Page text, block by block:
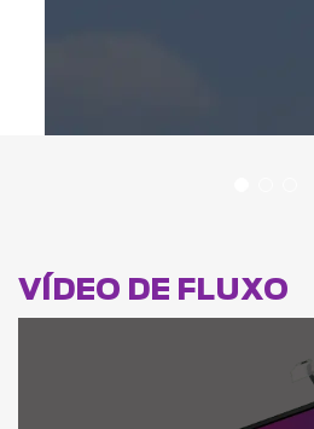
VÍDEO DE FLUXO